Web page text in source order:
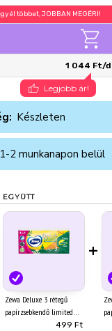
többet, JOBBAN MEGÉRI!
1 044 Ft/
Legjobb ár!
Készleten
1-2 munkanapon belül
Zewa Deluxe 3 rétegű
papírzsebkendő limited
499 Ft
+